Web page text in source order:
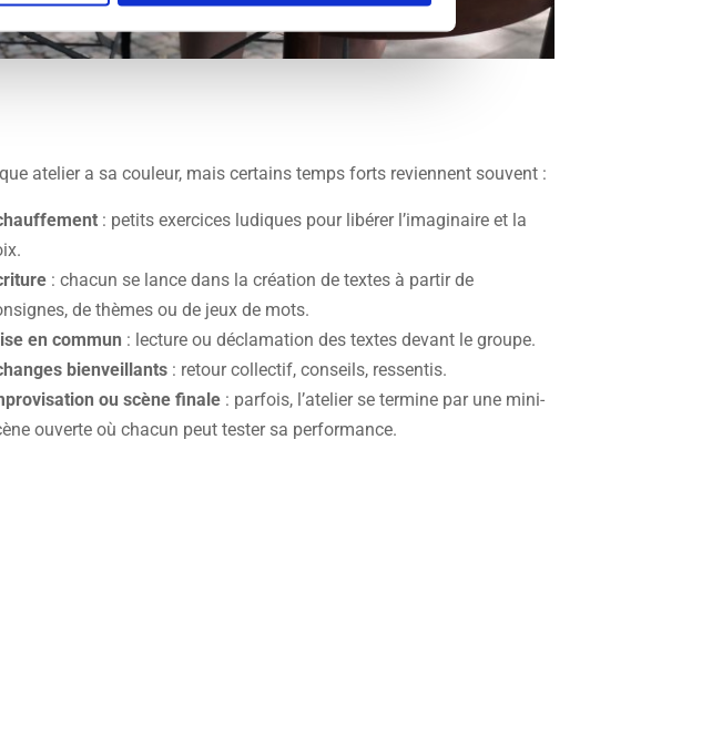
atelier a sa couleur, mais certains temps forts reviennent souvent :
: petits exercices ludiques pour libérer l’imaginaire et la
: chacun se lance dans la création de textes à partir de
de thèmes ou de jeux de mots.
en commun : lecture ou déclamation des textes devant le groupe.
bienveillants : retour collectif, conseils, ressentis.
ou scène finale : parfois, l’atelier se termine par une mini-
ouverte où chacun peut tester sa performance.